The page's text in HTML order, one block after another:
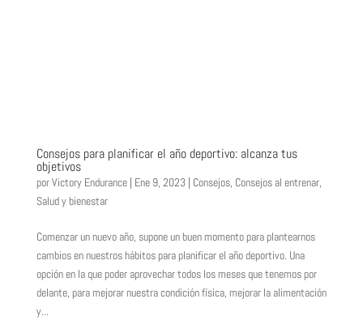
Consejos para planificar el año deportivo: alcanza tus
objetivos
porVictory Endurance| Ene 9, 2023| Consejos, Consejos al entrenar,
Salud y bienestar
Comenzar un nuevo año, supone un buen momento para plantearnos
cambios en nuestros hábitos para planificar el año deportivo. Una
opción en la que poder aprovechar todos los meses que tenemos por
delante, para mejorar nuestra condición física, mejorar la alimentación
y...